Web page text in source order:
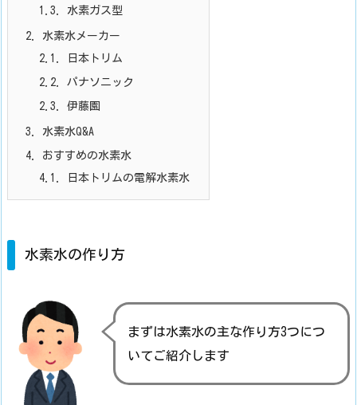
1.3. 水素ガス型
2.
水素水メーカー
2.1.
日本トリム
2.2. パナソニック
2.3. 伊藤園
3. 水素水Q&A
4.
おすすめの水素水
4.1.
日本トリムの電解水素水
水素水の作り方
まずは水素水の主な作り方3つにつ
いてご紹介します